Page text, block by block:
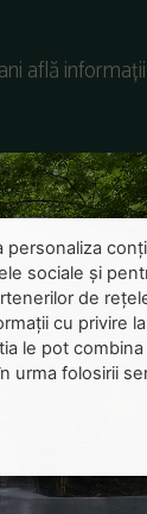
află
sociale și
de
cu privire
le pot
urma folosirii